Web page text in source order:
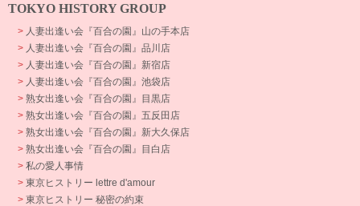
TOKYO HISTORY GROUP
> 人妻出逢い会『百合の園』山の手本店
> 人妻出逢い会『百合の園』品川店
> 人妻出逢い会『百合の園』新宿店
> 人妻出逢い会『百合の園』池袋店
> 熟女出逢い会『百合の園』目黒店
> 熟女出逢い会『百合の園』五反田店
> 熟女出逢い会『百合の園』新大久保店
> 熟女出逢い会『百合の園』目白店
> 私の愛人事情
> 東京ヒストリー lettre d'amour
> 東京ヒストリー 秘密の約束